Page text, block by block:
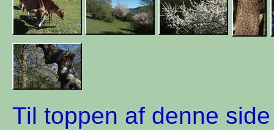
Til toppen af denne